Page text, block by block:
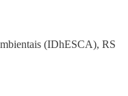
(IDhESCA), RS